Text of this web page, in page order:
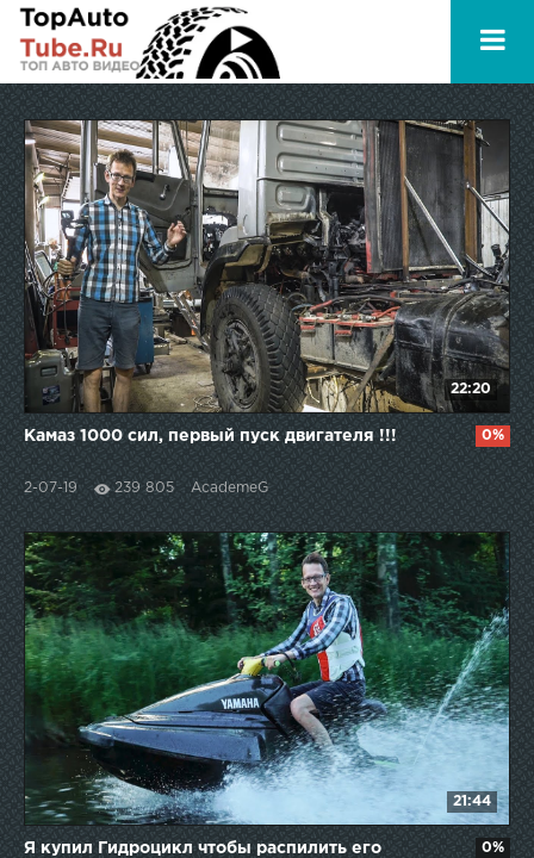
22:20
Камаз 1000 сил, первый пуск двигателя !!!
2-07-19 239 805 AcademeG
0%
21:44
Я купил Гидроцикл чтобы распилить его 0%